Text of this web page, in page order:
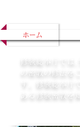
ホーム
修験総本庁では
の密教の修法
す。修験総本
ある修験密教を